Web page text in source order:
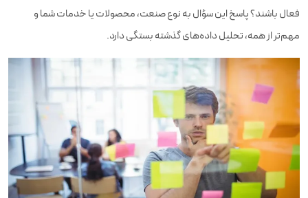
فعال باشند؟ پاسخ این سؤال به نوع صنعت، محصولات یا خدمات شما و
مهم‌تر از همه، تحلیل داده‌های گذشته بستگی دارد.